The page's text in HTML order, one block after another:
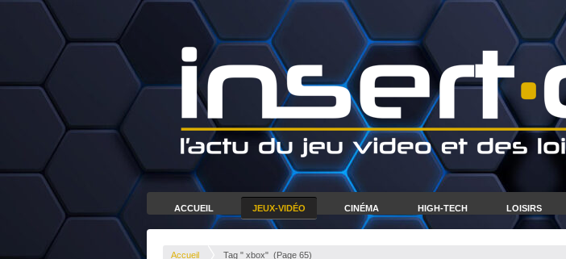
ACCUEIL JEUX-VIDÉO CINÉMA HIGH-TECH LOISIRS
Accueil Tag " xbox" (Page 65)